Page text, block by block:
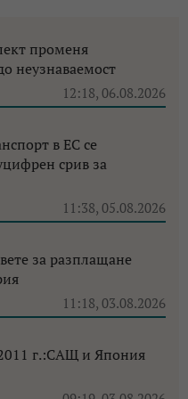
променя
неузнаваемост
12:18, 06.08.2026
в ЕС се
срив за
11:38, 05.08.2026
за разплащане
11:18, 03.08.2026
г.:САЩ и Япония